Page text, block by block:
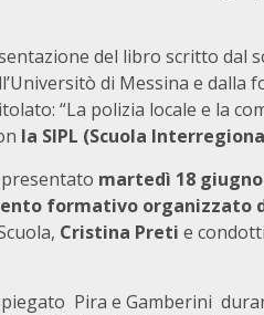
del libro scritto dal
di Messina e dalla
“La polizia locale e la
la SIPL (Scuola
martedì 18
formativo organizzato
Cristina Preti e
Pira e Gamberini